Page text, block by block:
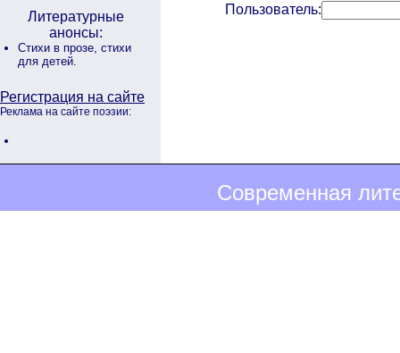
Литературные
анонсы:
Стихи в прозе, стихи
для детей.
Регистрация на сайте
Реклама на сайте поэзии:
Пользователь:
Современная